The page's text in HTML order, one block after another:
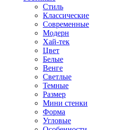
Стиль
Классические
Современные
Модерн
Хай-тек
Цвет
Белые
Венге
Светлые
Темные
Размер
Мини стенки
Форма
Угловые